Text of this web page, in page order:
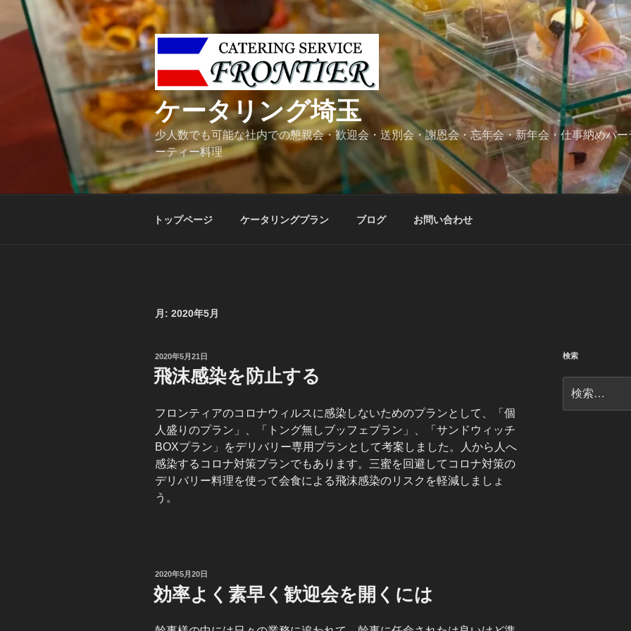
テ
ケータリング埼玉
少人数でも可能な社内での懇親会・歓迎会・送別会・謝恩会・忘年会・新年会・仕事納めパ
ーティー料理
トップページ ケータリングプラン ブログ お問い合わせ
月: 2020年5月
投
稿
日:
2020年5月21日
飛沫感染を防止する
フロンティアのコロナウィルスに感染しないためのプランとして、「個
人盛りのプラン」、「トング無しブッフェプラン」、「サンドウィッチ
BOXプラン」をデリバリー専用プランとして考案しました。人から人へ
感染するコロナ対策プランでもあります。三蜜を回避してコロナ対策の
デリバリー料理を使って会食による飛沫感染のリスクを軽減しましょ
う。
投
稿
日:
2020年5月20日
効率よく素早く歓迎会を開くには
検索
索: